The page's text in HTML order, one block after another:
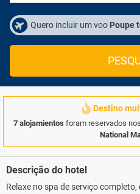
Quero incluir um voo Poupe
Destino
7 alojamientos foram reservados
National
Descrição do hotel
Relaxe no spa de serviço